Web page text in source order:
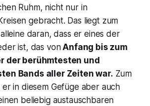
Ruhm, nicht nur in
gebracht. Das liegt zum
daran, dass er eines der
ist, das vonAnfang bis zum
der berühmtesten und
Bands aller Zeiten war. Zum
in diesem Gefüge aber auch
beliebig austauschbaren